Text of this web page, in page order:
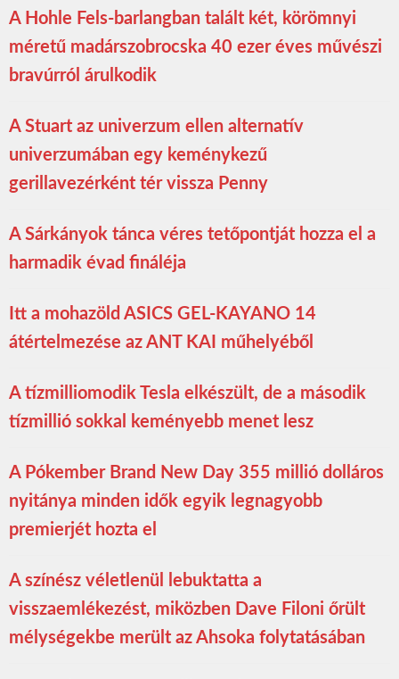
A Hohle Fels-barlangban talált két, körömnyi
méretű madárszobrocska 40 ezer éves művészi
bravúrról árulkodik
A Stuart az univerzum ellen alternatív
univerzumában egy keménykezű
gerillavezérként tér vissza Penny
A Sárkányok tánca véres tetőpontját hozza el a
harmadik évad fináléja
Itt a mohazöld ASICS GEL-KAYANO 14
átértelmezése az ANT KAI műhelyéből
A tízmilliomodik Tesla elkészült, de a második
tízmillió sokkal keményebb menet lesz
A Pókember Brand New Day 355 millió dolláros
nyitánya minden idők egyik legnagyobb
premierjét hozta el
A színész véletlenül lebuktatta a
visszaemlékezést, miközben Dave Filoni őrült
mélységekbe merült az Ahsoka folytatásában